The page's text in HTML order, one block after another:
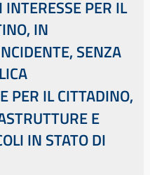
PER IL
IN
SENZA
PER IL CITTADINO,
E
IN STATO DI